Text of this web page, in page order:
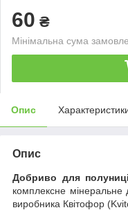
60 ₴
Мінімальна сума
Опис
Опис
Добриво для
комплексне мінеральне
виробника Квітофор